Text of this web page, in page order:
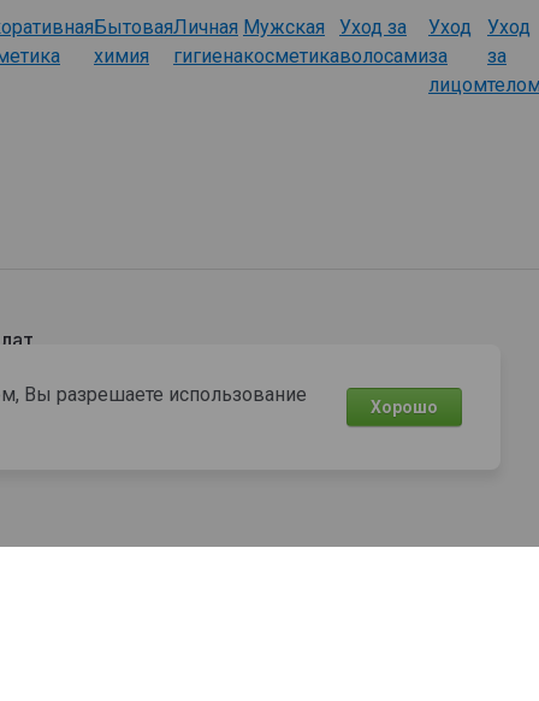
Бытовая
химия
Личная
гигиена
Мужская
косметика
Уход за
волосами
Уход
за
лицом
Уход
за
Вы разрешаете использование
Хорошо